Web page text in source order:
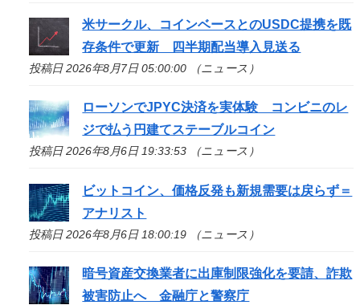
米サークル、コインベースとのUSDC提携を既
存条件で更新 四半期配当導入見送る
投稿日 2026年8月7日 05:00:00 （ニュース）
ローソンでJPYC決済を実体験 コンビニのレ
ジで払う円建てステーブルコイン
投稿日 2026年8月6日 19:33:53 （ニュース）
ビットコイン、価格反発も新規需要は戻らず＝
アナリスト
投稿日 2026年8月6日 18:00:19 （ニュース）
暗号資産交換業者に出庫制限強化を要請、詐欺
被害防止へ 金融庁と警察庁